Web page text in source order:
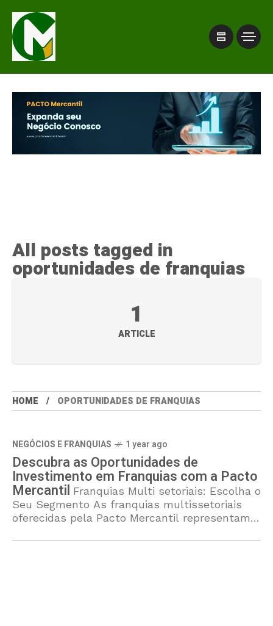
All posts tagged in
oportunidades de franquias
1
ARTICLE
HOME OPORTUNIDADES DE FRANQUIAS
NEGÓCIOS E FRANQUIAS 1 year ago
Descubra as Oportunidades de
Investimento em Franquias com a Pacto
Mercantil Franquias Multi setoriais: Escolha o
Seu Segmento As franquias multissetoriais
oferecidas pela Pacto Mercantil representam
buscam diversificação em suas abordagens de